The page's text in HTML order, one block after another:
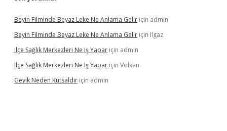
Beyin Filminde Beyaz Leke Ne Anlama Gelir için admin
Beyin Filminde Beyaz Leke Ne Anlama Gelir için Ilgaz
Ilçe Sağlık Merkezleri Ne Iş Yapar için admin
Ilçe Sağlık Merkezleri Ne Iş Yapar için Volkan
Geyik Neden Kutsaldır için admin